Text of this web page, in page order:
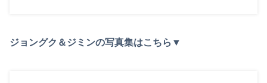
ジョングク＆ジミンの写真集はこちら▼